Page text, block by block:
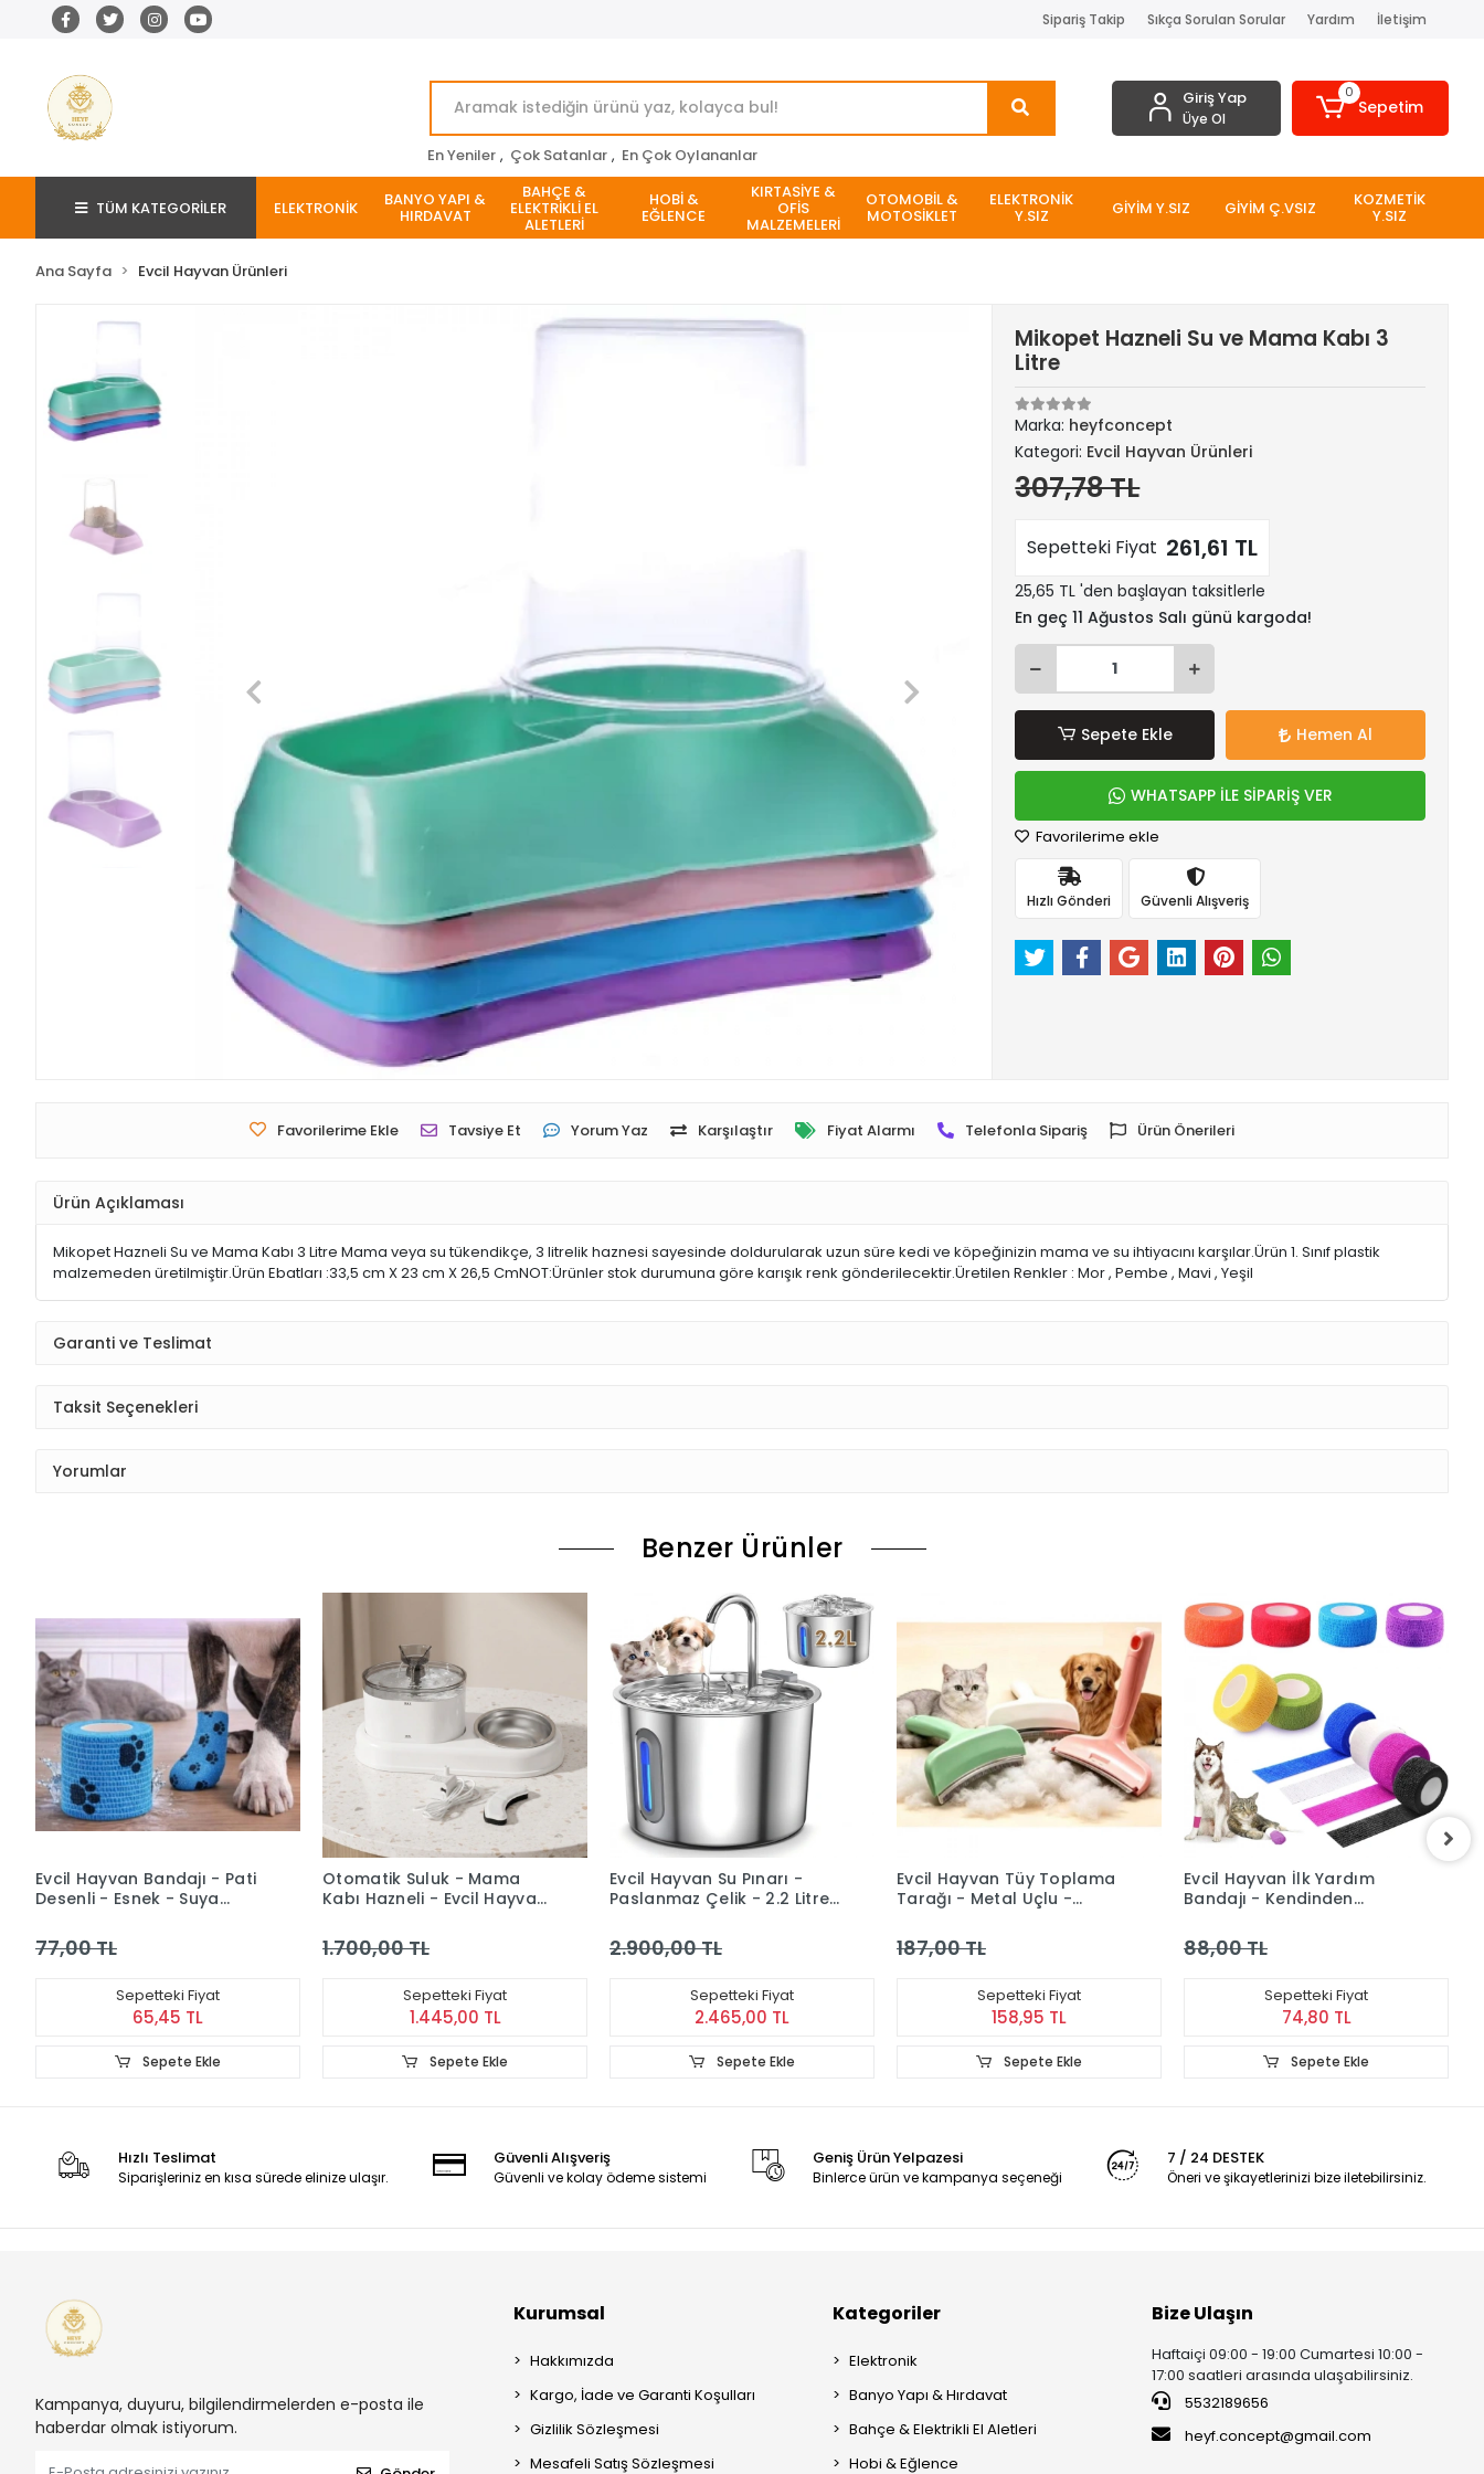
Sipariş Takip Sıkça Sorulan Sorular Yardım İletişim
En Yeniler , Çok Satanlar , En Çok Oylananlar
Giriş Yap
Üye Ol
0
Sepetim
TÜM KATEGORİLER ELEKTRONİK BANYO YAPI &
HIRDAVAT
BAHÇE &
ELEKTRİKLİ EL
ALETLERİ
HOBİ &
EĞLENCE
KIRTASİYE &
OFİS
MALZEMELERİ
OTOMOBİL &
MOTOSİKLET
ELEKTRONİK
Y.SIZ GİYİM Y.SIZ GİYİM Ç.VSIZ KOZMETİK
Y.SIZ
Ana Sayfa Evcil Hayvan Ürünleri
Mikopet Hazneli Su ve Mama Kabı 3
Litre
Marka: heyfconcept
Kategori: Evcil Hayvan Ürünleri
307,78 TL
Sepetteki Fiyat 261,61 TL
25,65 TL 'den başlayan taksitlerle
En geç 11 Ağustos Salı günü kargoda!
Sepete Ekle Hemen Al
WHATSAPP İLE SİPARİŞ VER
Favorilerime ekle
Hızlı Gönderi Güvenli Alışveriş
Favorilerime Ekle Tavsiye Et Yorum Yaz Karşılaştır Fiyat Alarmı Telefonla Sipariş Ürün Önerileri
Ürün Açıklaması
Mikopet Hazneli Su ve Mama Kabı 3 Litre Mama veya su tükendikçe, 3 litrelik haznesi sayesinde doldurularak uzun süre kedi ve köpeğinizin mama ve su ihtiyacını karşılar.Ürün 1. Sınıf plastik
malzemeden üretilmiştir.Ürün Ebatları :33,5 cm X 23 cm X 26,5 CmNOT:Ürünler stok durumuna göre karışık renk gönderilecektir.Üretilen Renkler : Mor , Pembe , Mavi , Yeşil
Garanti ve Teslimat
Taksit Seçenekleri
Yorumlar
Benzer Ürünler
Evcil Hayvan Bandajı - Pati
Desenli - Esnek - Suya
77,00 TL
Sepetteki Fiyat
65,45 TL
Sepete Ekle
Otomatik Suluk - Mama
Kabı Hazneli - Evcil Hayvan
1.700,00 TL
Sepetteki Fiyat
1.445,00 TL
Sepete Ekle
Evcil Hayvan Su Pınarı -
Paslanmaz Çelik - 2.2 Litre
2.900,00 TL
Sepetteki Fiyat
2.465,00 TL
Sepete Ekle
Evcil Hayvan Tüy Toplama
Tarağı - Metal Uçlu -
187,00 TL
Sepetteki Fiyat
158,95 TL
Sepete Ekle
Evcil Hayvan İlk Yardım
Bandajı - Kendinden
88,00 TL
Sepetteki Fiyat
74,80 TL
Sepete Ekle
Hızlı Teslimat
Siparişleriniz en kısa sürede elinize ulaşır.
Güvenli Alışveriş
Güvenli ve kolay ödeme sistemi
Geniş Ürün Yelpazesi
Binlerce ürün ve kampanya seçeneği
7 / 24 DESTEK
Öneri ve şikayetlerinizi bize iletebilirsiniz.
Kampanya, duyuru, bilgilendirmelerden e-posta ile
haberdar olmak istiyorum.
Kurumsal
Hakkımızda
Kargo, İade ve Garanti Koşulları
Gizlilik Sözleşmesi
Mesafeli Satış Sözleşmesi
Kategoriler
Elektronik
Banyo Yapı & Hırdavat
Bahçe & Elektrikli El Aletleri
Hobi & Eğlence
Bize Ulaşın
Haftaiçi 09:00 - 19:00 Cumartesi 10:00 -
17:00 saatleri arasında ulaşabilirsiniz.
5532189656
heyf.concept@gmail.com